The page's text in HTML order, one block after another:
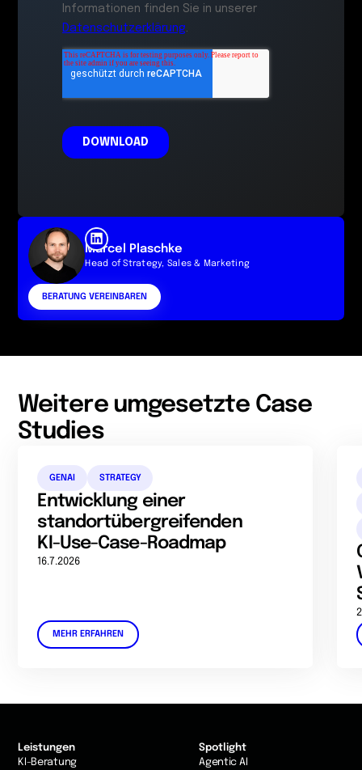
Marcel Plaschke
Head of Strategy, Sales & Marketing
BERATUNG VEREINBAREN
Weitere umgesetzte Case
Studies
GENAI STRATEGY
Entwicklung einer
standortübergreifenden
KI-Use-Case-Roadmap
16.7.2026
MEHR ERFAHREN
Leistungen
KI-Beratung
Spotlight
Agentic AI